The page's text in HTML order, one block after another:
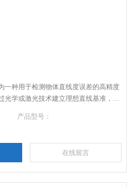
一种用于检测物体直线度误差的高精度
光学或激光技术建立理想直线基准，再
产品型号：
在线留言